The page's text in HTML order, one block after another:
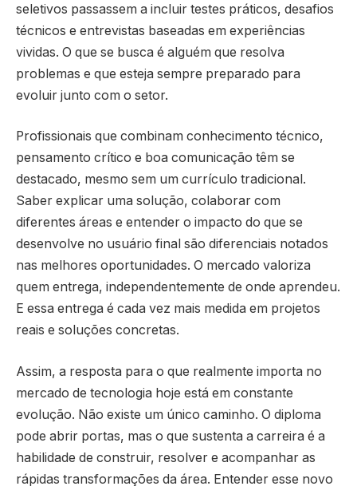
seletivos passassem a incluir testes práticos, desafios
técnicos e entrevistas baseadas em experiências
vividas. O que se busca é alguém que resolva
problemas e que esteja sempre preparado para
evoluir junto com o setor.
Profissionais que combinam conhecimento técnico,
pensamento crítico e boa comunicação têm se
destacado, mesmo sem um currículo tradicional.
Saber explicar uma solução, colaborar com
diferentes áreas e entender o impacto do que se
desenvolve no usuário final são diferenciais notados
nas melhores oportunidades. O mercado valoriza
quem entrega, independentemente de onde aprendeu.
E essa entrega é cada vez mais medida em projetos
reais e soluções concretas.
Assim, a resposta para o que realmente importa no
mercado de tecnologia hoje está em constante
evolução. Não existe um único caminho. O diploma
pode abrir portas, mas o que sustenta a carreira é a
habilidade de construir, resolver e acompanhar as
rápidas transformações da área. Entender esse novo